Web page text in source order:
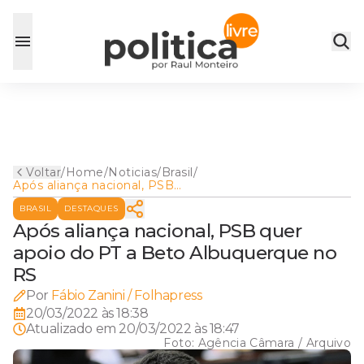
Voltar/Home/Noticias/Brasil/
Após aliança nacional, PSB
quer apoio do PT a Beto
Albuquerque no RS
BRASIL DESTAQUES
Após aliança nacional, PSB quer
apoio do PT a Beto Albuquerque no
RS
Por Fábio Zanini / Folhapress
20/03/2022 às 18:38
Atualizado em 20/03/2022 às 18:47
Foto: Agência Câmara / Arquivo